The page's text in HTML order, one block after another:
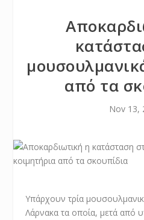
από τα
Nov 13,
Υπάρχουν τρία
Λάρνακα τα οποία, μετά από